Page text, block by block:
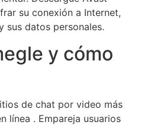
su conexión a Internet,
sus datos personales.
y cómo
de chat por video más
línea . Empareja usuarios